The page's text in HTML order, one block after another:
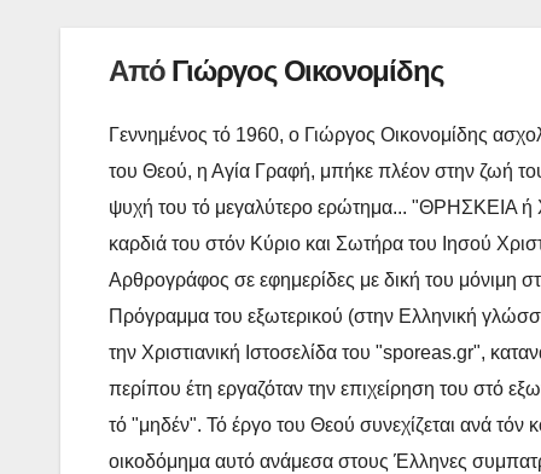
Από Γιώργος Οικονομίδης
Γεννημένος τό 1960, ο Γιώργος Οικονομίδης
του Θεού, η Αγία Γραφή, μπήκε πλέον στην ζωή
ψυχή του τό μεγαλύτερο ερώτημα... "ΘΡΗΣΚΕΙΑ ή
καρδιά του στόν Κύριο και Σωτήρα του Ιησού
Αρθρογράφος σε εφημερίδες με δική του μόνιμη
Πρόγραμμα του εξωτερικού (στην Ελληνική
την Χριστιανική Ιστοσελίδα του "sporeas.gr",
περίπου έτη εργαζόταν την επιχείρηση του στό
τό "μηδέν". Τό έργο του Θεού συνεχίζεται ανά
οικοδόμημα αυτό ανάμεσα στους Έλληνες